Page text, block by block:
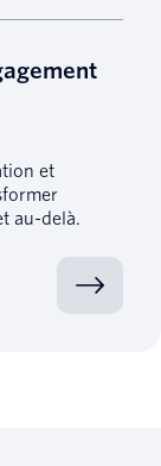
et
au-delà.